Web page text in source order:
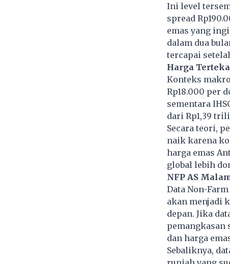
Ini level
spread
emas yang
dalam dua
tercapai
Harga
Konteks
Rp18.000 per
sementara
dari Rp1,39
Secara teori,
naik karena
harga emas
global lebih
NFP AS
Data Non-
akan menjadi
depan. Jika
pemangkasan
dan harga
Sebaliknya,